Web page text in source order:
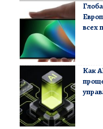
всех
Как